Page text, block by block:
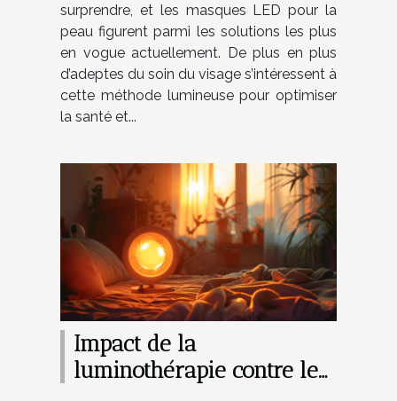
surprendre, et les masques LED pour la
peau figurent parmi les solutions les plus
en vogue actuellement. De plus en plus
d’adeptes du soin du visage s’intéressent à
cette méthode lumineuse pour optimiser
la santé et...
Impact de la
luminothérapie contre le